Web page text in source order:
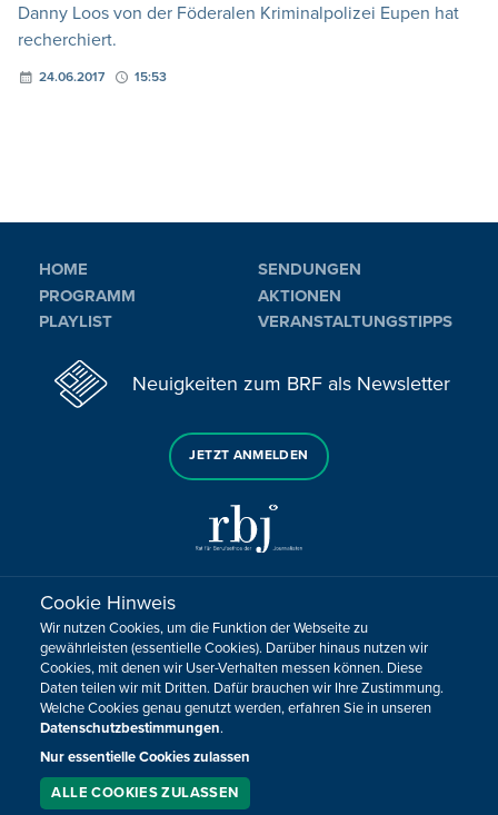
Danny Loos von der Föderalen Kriminalpolizei Eupen hat
recherchiert.
24.06.2017 15:53
HOME
PROGRAMM
PLAYLIST
SENDUNGEN
AKTIONEN
VERANSTALTUNGSTIPPS
Neuigkeiten zum BRF als Newsletter
JETZT ANMELDEN
Sie haben noch Fragen oder Anmerkungen?
KONTAKTIEREN SIE UNS!
Impressum Datenschutz Kontakt
Barrierefreiheit
Cookie-Zustimmung anpassen
Design, Konzept & Programmierung:
Cookie Hinweis
Wir nutzen Cookies, um die Funktion der Webseite zu
gewährleisten (essentielle Cookies). Darüber hinaus nutzen wir
Cookies, mit denen wir User-Verhalten messen können. Diese
Daten teilen wir mit Dritten. Dafür brauchen wir Ihre Zustimmung.
Welche Cookies genau genutzt werden, erfahren Sie in unseren
Datenschutzbestimmungen.
Nur essentielle Cookies zulassen
ALLE COOKIES ZULASSEN
LIVESTREAM